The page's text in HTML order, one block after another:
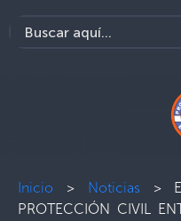
Inicio > Noticias>
PROTECCIÓN CIVIL